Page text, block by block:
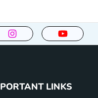
LINKS